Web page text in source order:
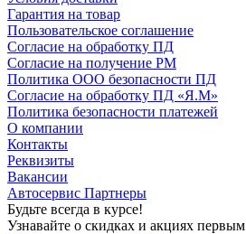
Гарантия на товар
Пользовательское соглашение
Согласие на обработку ПД
Согласие на получение РМ
Политика ООО безопасности ПД
Согласие на обработку ПД «Я.М»
Политика безопасности платежей
О компании
Контакты
Реквизиты
Вакансии
Автосервис Партнеры
Будьте всегда в курсе!
Узнавайте о скидках и акциях первым